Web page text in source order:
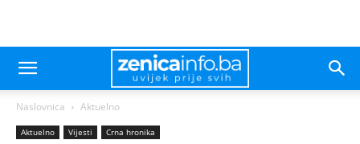
Naslovnica Aktuelno
Aktuelno Vijesti Crna hronika